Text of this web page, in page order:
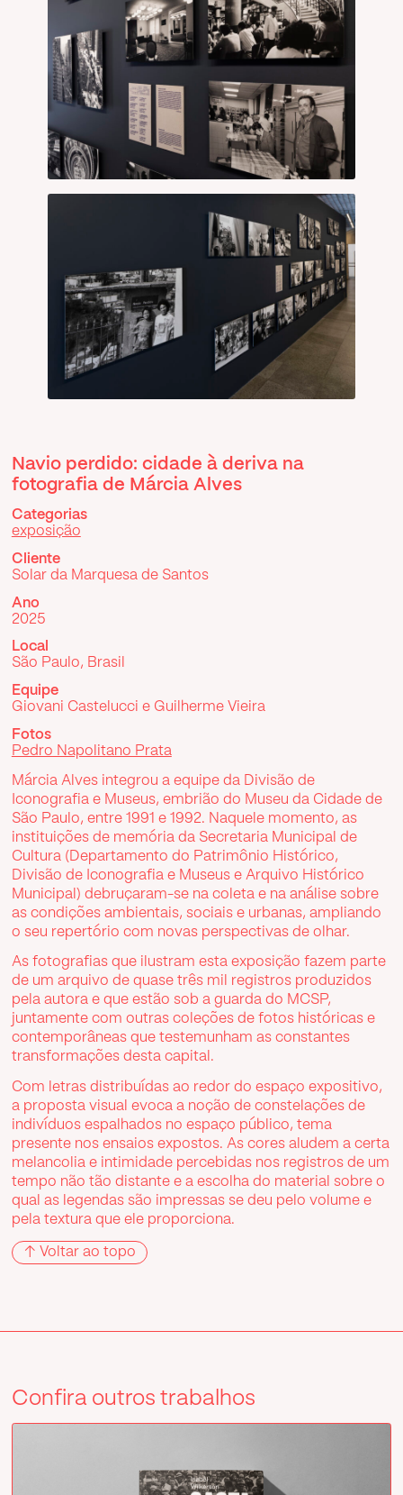
Navio perdido: cidade à deriva na
fotografia de Márcia Alves
Categorias
exposição
Cliente
Solar da Marquesa de Santos
Ano
2025
Local
São Paulo, Brasil
Equipe
Giovani Castelucci e Guilherme Vieira
Fotos
Pedro Napolitano Prata
Márcia Alves integrou a equipe da Divisão de
Iconografia e Museus, embrião do Museu da Cidade de
São Paulo, entre 1991 e 1992. Naquele momento, as
instituições de memória da Secretaria Municipal de
Cultura (Departamento do Patrimônio Histórico,
Divisão de Iconografia e Museus e Arquivo Histórico
Municipal) debruçaram-se na coleta e na análise sobre
as condições ambientais, sociais e urbanas, ampliando
o seu repertório com novas perspectivas de olhar.
As fotografias que ilustram esta exposição fazem parte
de um arquivo de quase três mil registros produzidos
pela autora e que estão sob a guarda do MCSP,
juntamente com outras coleções de fotos históricas e
contemporâneas que testemunham as constantes
transformações desta capital.
Com letras distribuídas ao redor do espaço expositivo,
a proposta visual evoca a noção de constelações de
indivíduos espalhados no espaço público, tema
presente nos ensaios expostos. As cores aludem a certa
melancolia e intimidade percebidas nos registros de um
tempo não tão distante e a escolha do material sobre o
qual as legendas são impressas se deu pelo volume e
pela textura que ele proporciona.
↑ Voltar ao topo
Confira outros trabalhos